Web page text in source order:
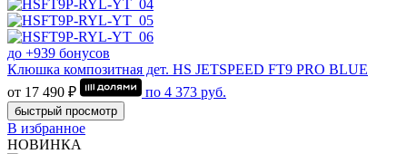
до +939 бонусов
Клюшка композитная дет. HS JETSPEED FT9 PRO BLUE
от 17 490 ₽
по 4 373 руб.
быстрый просмотр
В избранное
НОВИНКА